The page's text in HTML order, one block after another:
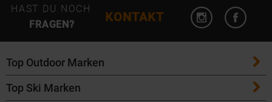
HAST DU NOCH
FRAGEN?
KONTAKT
Instagram
Top Outdoor Marken
Patagonia
Top Ski Marken